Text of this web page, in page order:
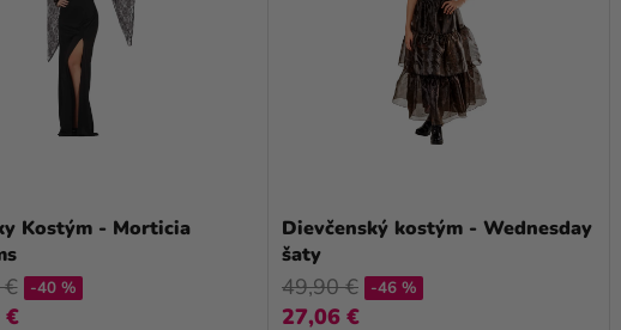
Kostým - Morticia
€
-40 %
Dievčenský kostým - Wednesday
šaty
49,90 €
27,06 €
-46 %